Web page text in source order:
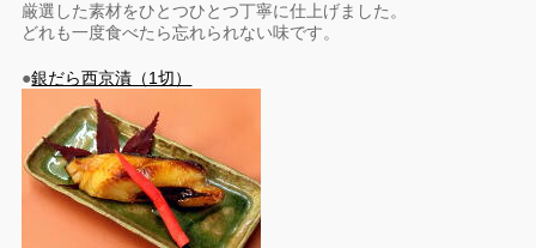
厳選した素材をひとつひとつ丁寧に仕上げました。
どれも一度食べたら忘れられない味です。
●銀だら西京漬（1切）